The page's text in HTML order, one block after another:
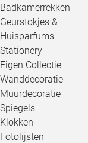
Badkamerrekken
Geurstokjes &
Huisparfums
Stationery
Eigen Collectie
Wanddecoratie
Muurdecoratie
Spiegels
Klokken
Fotolijsten